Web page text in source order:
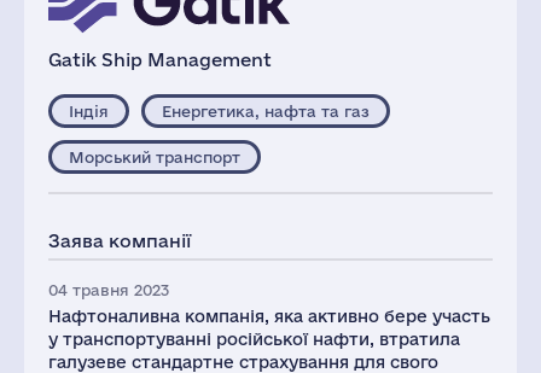
Gatik Ship Management
Індія Енергетика, нафта та газ
Морський транспорт
Заява компанії
04 травня 2023
Нафтоналивна компанія, яка активно бере участь
у транспортуванні російської нафти, втратила
галузеве стандартне страхування для свого